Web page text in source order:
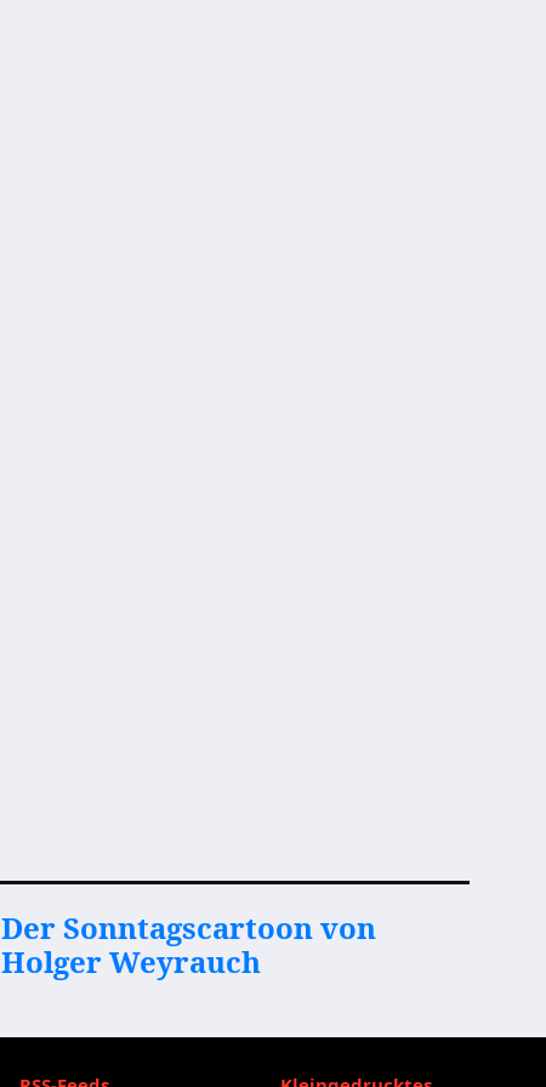
Der Sonntagscartoon von
Holger Weyrauch